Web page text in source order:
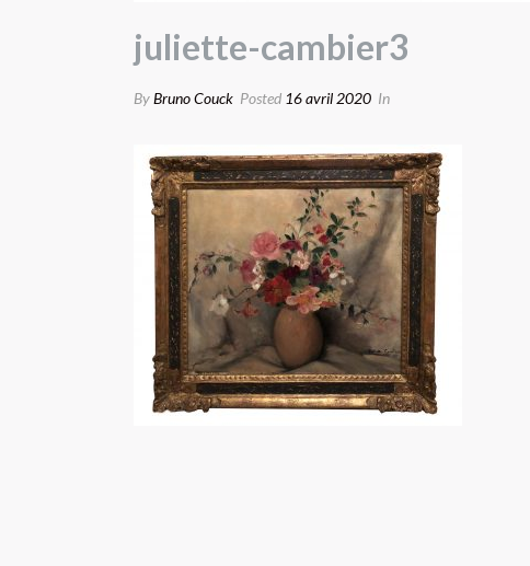
juliette-cambier3
ByBruno Couck Posted 16 avril 2020 In